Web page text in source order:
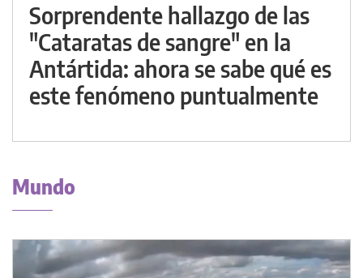
Sorprendente hallazgo de las
"Cataratas de sangre" en la
Antártida: ahora se sabe qué es
este fenómeno puntualmente
Mundo